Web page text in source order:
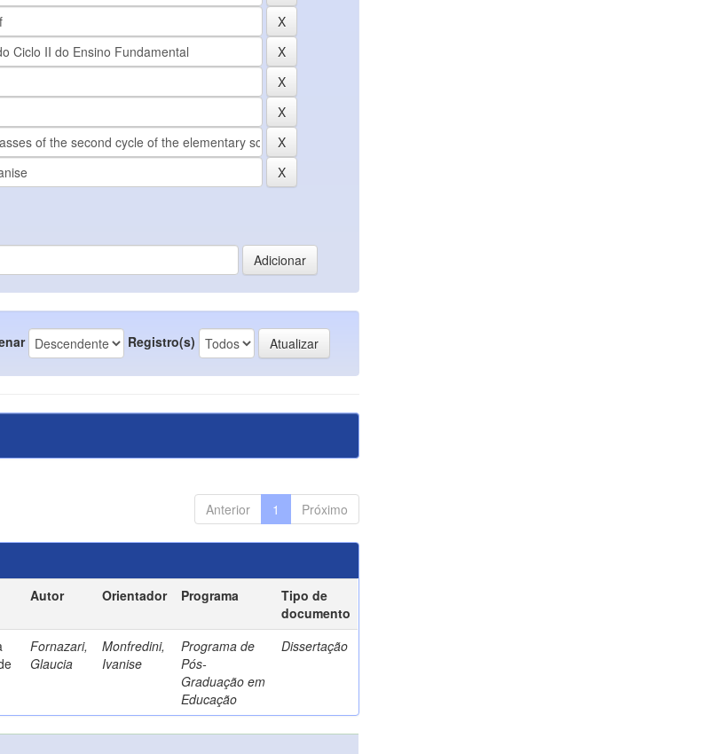
Registro(s)
Anterior 1 Próximo
Autor Orientador Programa
Tipo de
documento
Fornazari,
Glaucia
Monfredini,
Ivanise
Programa de
Pós-
Graduação em
Educação
Dissertação